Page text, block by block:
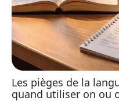
Les pièges de la
quand utiliser on ou